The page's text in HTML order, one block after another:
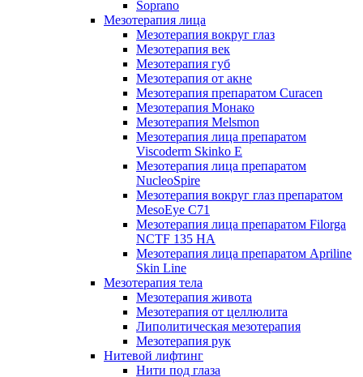
Soprano
Мезотерапия лица
Мезотерапия вокруг глаз
Мезотерапия век
Мезотерапия губ
Мезотерапия от акне
Мезотерапия препаратом Curacen
Мезотерапия Монако
Мезотерапия Melsmon
Мезотерапия лица препаратом
Viscoderm Skinko E
Мезотерапия лица препаратом
NucleoSpire
Мезотерапия вокруг глаз препаратом
MesoEye С71
Мезотерапия лица препаратом Filorga
NCTF 135 HA
Мезотерапия лица препаратом Apriline
Skin Line
Мезотерапия тела
Мезотерапия живота
Мезотерапия от целлюлита
Липолитическая мезотерапия
Мезотерапия рук
Нитевой лифтинг
Нити под глаза